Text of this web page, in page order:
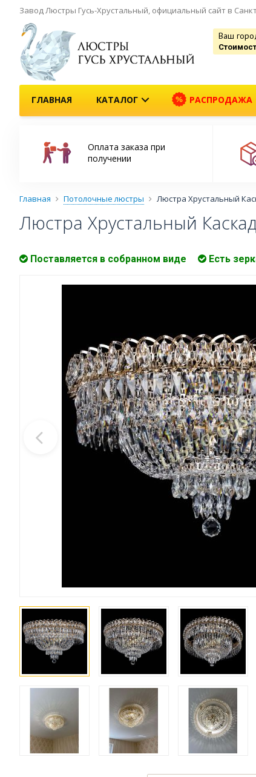
Завод Люстры Гусь-Хрустальный, официальный сайт в
Ваш
ГЛАВНАЯ КАТАЛОГ РАСПРОДАЖА
Оплата заказа при
получении
Главная Потолочные люстры Люстра Хрустальный
Люстра Хрустальный
Поставляется в собранном виде Есть